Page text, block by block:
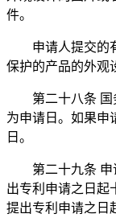
件。
申请人提交的
保护的产品的外观
第二十八条
为申请日。如果申
日。
第二十九条 申
出专利申请之日起
提出专利申请之日